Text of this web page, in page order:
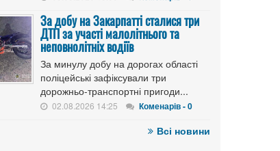
За добу на Закарпатті сталися три
ДТП за участі малолітнього та
неповнолітніх водіїв
За минулу добу на дорогах області
поліцейські зафіксували три
дорожньо-транспортні пригоди...
02.08.2026 14:25 Коменарів - 0
Всі новини